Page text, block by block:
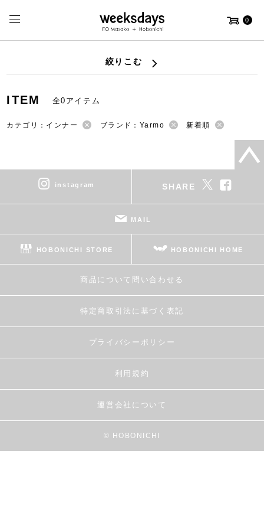
0
絞りこむ
ITEM 全0アイテム
カテゴリ：インナー ブランド：Yarmo 新着順
instagram SHARE
MAIL
HOBONICHI STORE HOBONICHI HOME
商品について問い合わせる
特定商取引法に基づく表記
プライバシーポリシー
利用規約
運営会社について
© HOBONICHI